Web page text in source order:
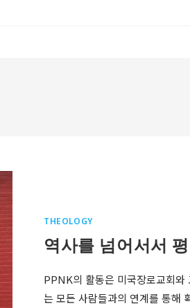
THEOLOGY
역사를 넘어서서
PPNK의 활동은 미국장로교회와
는 모든 사람들과의 연계를 통해